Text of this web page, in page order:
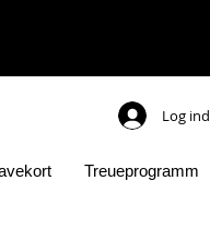
Log ind
Treueprogramm